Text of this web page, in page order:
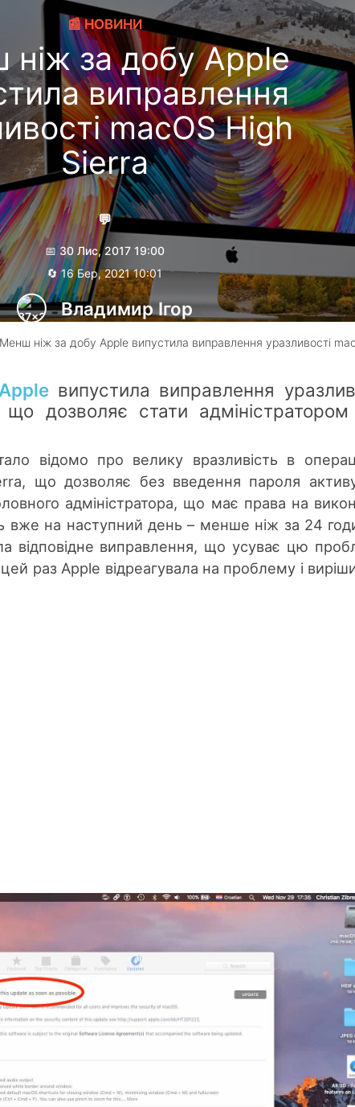
📰 НОВИНИ
за добу Apple
виправлення
macOS High
Sierra
💬
📅 30 Лис, 2017 19:00
🔄 16 Бер, 2021 10:01
Владимир Ігор
ніж за добу Apple випустила виправлення уразливості
Appleвипустила виправлення
дозволяє стати
відомо про велику вразливість в
що дозволяє без введення пароля
адміністратора, що має права на
вже на наступний день – менше ніж за 24
відповідне виправлення, що усуває цю
раз Apple відреагувала на проблему і